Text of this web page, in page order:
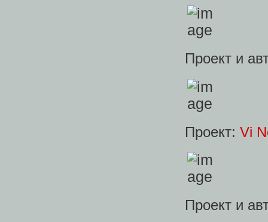
Проект и
Проект: Vi
Проект и